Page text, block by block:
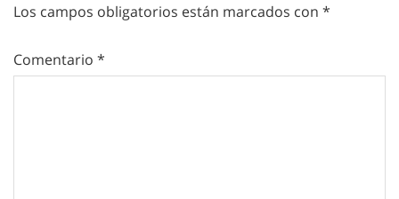
Los campos obligatorios están marcados con *
Comentario *